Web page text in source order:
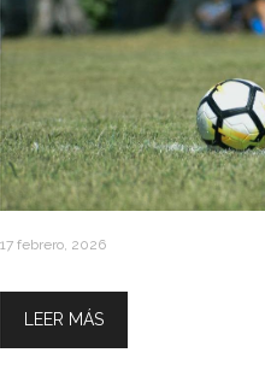
17 febrero, 2026
LEER MÁS